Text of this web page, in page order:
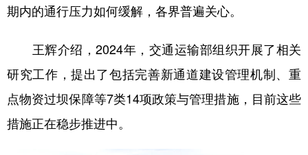
期内的通行压力如何缓解，各界普遍关心。
王辉介绍，2024年，交通运输部组织开展了相关
研究工作，提出了包括完善新通道建设管理机制、重
点物资过坝保障等7类14项政策与管理措施，目前这些
措施正在稳步推进中。